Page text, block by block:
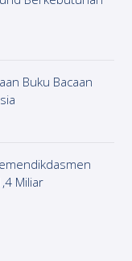
Buku Bacaan
Miliar